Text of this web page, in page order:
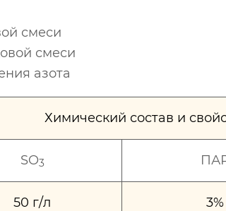
смеси
смеси
азота
Химический состав и
SO3
50 г/л 3%